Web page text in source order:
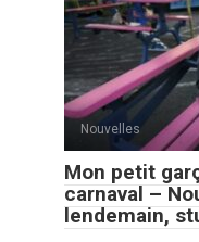
Nouvelles
Mon petit
carnaval –
lendemain,